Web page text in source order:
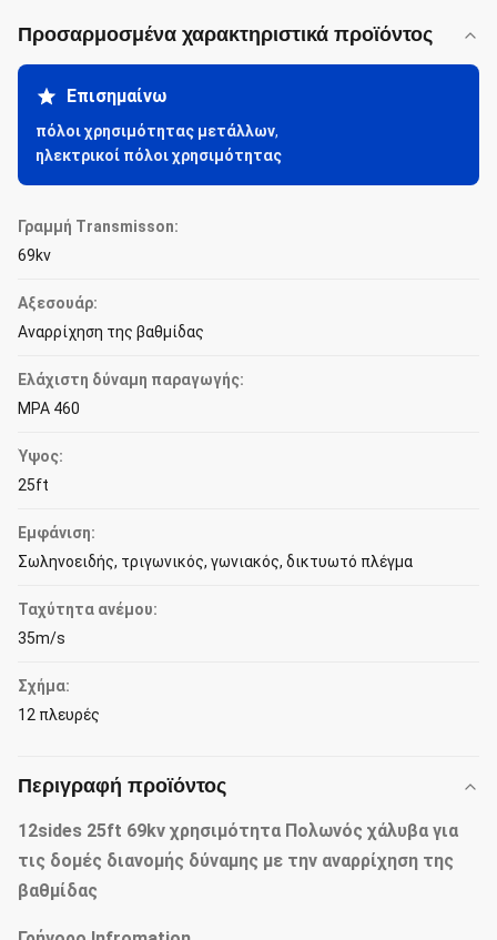
Προσαρμοσμένα χαρακτηριστικά προϊόντος
Επισημαίνω
πόλοι χρησιμότητας μετάλλων,
ηλεκτρικοί πόλοι χρησιμότητας
Γραμμή Transmisson:
69kv
Αξεσουάρ:
Αναρρίχηση της βαθμίδας
Ελάχιστη δύναμη παραγωγής:
MPA 460
Ύψος:
25ft
Εμφάνιση:
Σωληνοειδής, τριγωνικός, γωνιακός, δικτυωτό πλέγμα
Ταχύτητα ανέμου:
35m/s
Σχήμα:
12 πλευρές
Περιγραφή προϊόντος
12sides 25ft 69kv χρησιμότητα Πολωνός χάλυβα για
τις δομές διανομής δύναμης με την αναρρίχηση της
βαθμίδας